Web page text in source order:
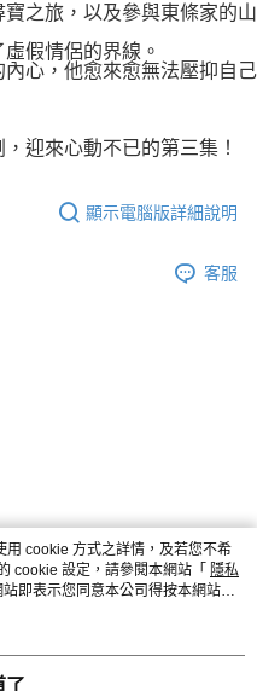
之旅，以及參與東條家的山
假情侶的界線。
心，他愈來愈無法壓抑自己
迎來心動不已的第三集！
顯示電腦版詳細說明
客服
cookie 方式之詳情，及若您不希
cookie 設定，請參閱本網站「 隱私
即表示您同意本公司得按本網站使
了